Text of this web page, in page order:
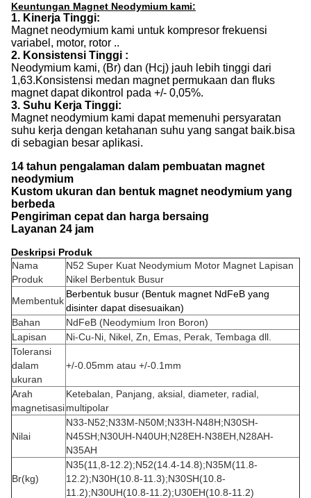
Keuntungan Magnet Neodymium kami:
1. Kinerja Tinggi:
Magnet neodymium kami untuk kompresor frekuensi
variabel, motor, rotor ..
2. Konsistensi Tinggi :
Neodymium kami, (Br) dan (Hcj) jauh lebih tinggi dari
1,63.Konsistensi medan magnet permukaan dan fluks
magnet dapat dikontrol pada +/- 0,05%.
3. Suhu Kerja Tinggi:
Magnet neodymium kami dapat memenuhi persyaratan
suhu kerja dengan ketahanan suhu yang sangat baik.bisa
di sebagian besar aplikasi.
14 tahun pengalaman dalam pembuatan magnet
neodymium
Kustom ukuran dan bentuk magnet neodymium yang
berbeda
Pengiriman cepat dan harga bersaing
Layanan 24 jam
Deskripsi Produk
Nama
Produk
N52 Super Kuat Neodymium Motor Magnet Lapisan
Nikel Berbentuk Busur
Membentuk
Berbentuk busur (Bentuk magnet NdFeB yang
disinter dapat disesuaikan)
Bahan
NdFeB (Neodymium Iron Boron)
Lapisan
Ni-Cu-Ni, Nikel, Zn, Emas, Perak, Tembaga dll.
Toleransi
dalam
ukuran
+/-0.05mm atau +/-0.1mm
Arah
magnetisasi
Ketebalan, Panjang, aksial, diameter, radial,
multipolar
Nilai
N33-N52;N33M-N50M;N33H-N48H;N30SH-
N45SH;N30UH-N40UH;N28EH-N38EH, N28AH-
N35AH
Br(kg)
N35(11,8-12.2);N52(14.4-14.8);N35M(11.8-
12.2);N30H(10.8-11.3);N30SH(10.8-
11.2);N30UH(10.8-11.2);U30EH(10.8-11.2)